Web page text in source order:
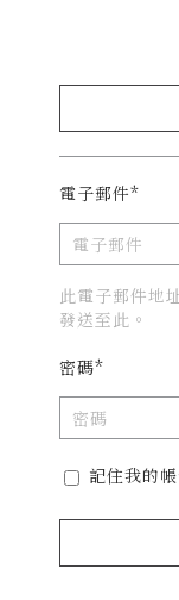
電子郵件*
此電子郵件地
發送至此。
密碼*
記住我的